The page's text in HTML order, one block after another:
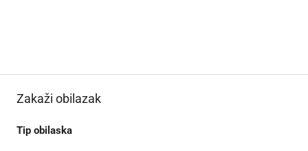
Zakaži obilazak
Tip obilaska